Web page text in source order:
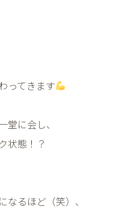
ってきます
に会し、
状態！？
るほど（笑）、